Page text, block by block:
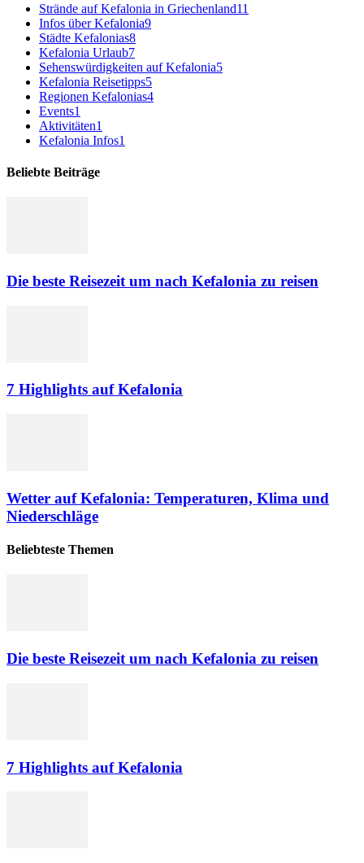
Strände auf Kefalonia in Griechenland11
Infos über Kefalonia9
Städte Kefalonias8
Kefalonia Urlaub7
Sehenswürdigkeiten auf Kefalonia5
Kefalonia Reisetipps5
Regionen Kefalonias4
Events1
Aktivitäten1
Kefalonia Infos1
Beliebte Beiträge
Die beste Reisezeit um nach Kefalonia zu reisen
7 Highlights auf Kefalonia
Wetter auf Kefalonia: Temperaturen, Klima und
Niederschläge
Beliebteste Themen
Die beste Reisezeit um nach Kefalonia zu reisen
7 Highlights auf Kefalonia